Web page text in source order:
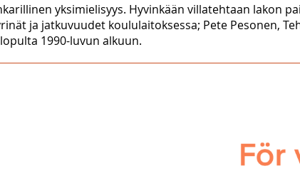
yksimielisyys. Hyvinkään villatehtaan lakon
ja jatkuvuudet koululaitoksessa; Pete Pesonen,
1990-luvun alkuun.